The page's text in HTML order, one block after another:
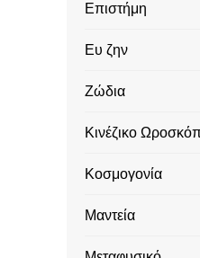
Επιστήμη
Ευ ζην
Ζώδια
Κινέζικο
Κοσμογονία
Μαντεία